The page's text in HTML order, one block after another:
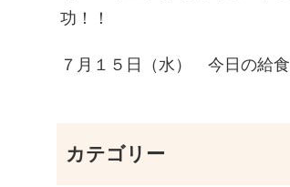
功！！
７月１５日（水） 今日の給食
カテゴリー